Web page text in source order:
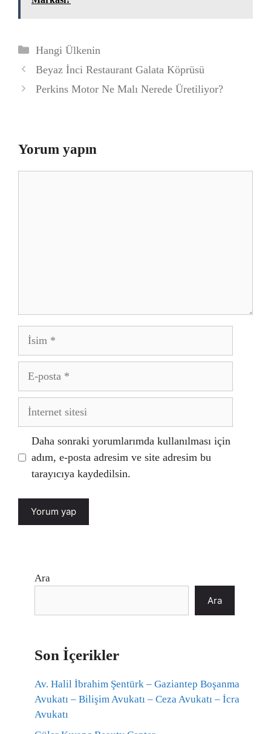
Kategoriler
Hangi Ülkenin
Beyaz İnci Restaurant Galata Köprüsü
Perkins Motor Ne Malı Nerede Üretiliyor?
Yorum yapın
İsim
posta
İnternet
Daha sonraki yorumlarımda kullanılması için
adım, e-posta adresim ve site adresim bu
tarayıcıya kaydedilsin.
Ara
Ara
Son İçerikler
Av. Halil İbrahim Şentürk – Gaziantep Boşanma
Avukatı – Bilişim Avukatı – Ceza Avukatı – İcra
Avukatı